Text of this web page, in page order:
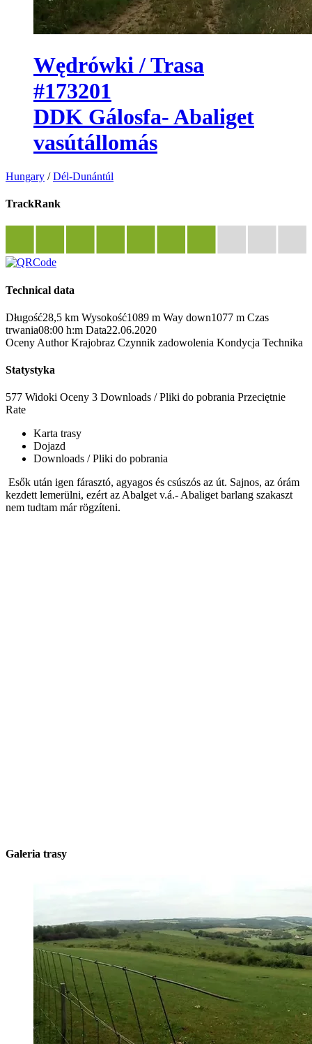
Wędrówki / Trasa
#173201
DDK Gálosfa- Abaliget
vasútállomás
Hungary /Dél-Dunántúl
TrackRank
Technical data
Długość28,5 km Wysokość1089 m Way down1077 m Czas
trwania08:00 h:m Data22.06.2020
Oceny Author Krajobraz Czynnik zadowolenia Kondycja Technika
Statystyka
577 Widoki Oceny 3 Downloads / Pliki do pobrania Przeciętnie
Rate
Karta trasy
Dojazd
Downloads / Pliki do pobrania
Esők után igen fárasztó, agyagos és csúszós az út. Sajnos, az órám
kezdett lemerülni, ezért az Abalget v.á.- Abaliget barlang szakaszt
nem tudtam már rögzíteni.
Galeria trasy